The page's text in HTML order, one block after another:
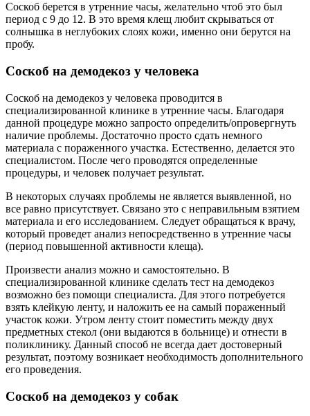
Соскоб берется в утренние часы, желательно чтоб это был
период с 9 до 12. В это время клещ любит скрываться от
солнышка в неглубоких слоях кожи, именно они берутся на
пробу.
Соскоб на демодекоз у человека
Соскоб на демодекоз у человека проводится в
специализированной клинике в утренние часы. Благодаря
данной процедуре можно запросто определить/опровергнуть
наличие проблемы. Достаточно просто сдать немного
материала с пораженного участка. Естественно, делается это
специалистом. После чего проводятся определенные
процедуры, и человек получает результат.
В некоторых случаях проблемы не является выявленной, но
все равно присутствует. Связано это с неправильным взятием
материала и его исследованием. Следует обращаться к врачу,
который проведет анализ непосредственно в утренние часы
(период повышенной активности клеща).
Произвести анализ можно и самостоятельно. В
специализированной клинике сделать тест на демодекоз
возможно без помощи специалиста. Для этого потребуется
взять клейкую ленту, и наложить ее на самый пораженный
участок кожи. Утром ленту стоит поместить между двух
предметных стекол (они выдаются в больнице) и отнести в
поликлинику. Данный способ не всегда дает достоверный
результат, поэтому возникает необходимость дополнительного
его проведения.
Соскоб на демодекоз у собак